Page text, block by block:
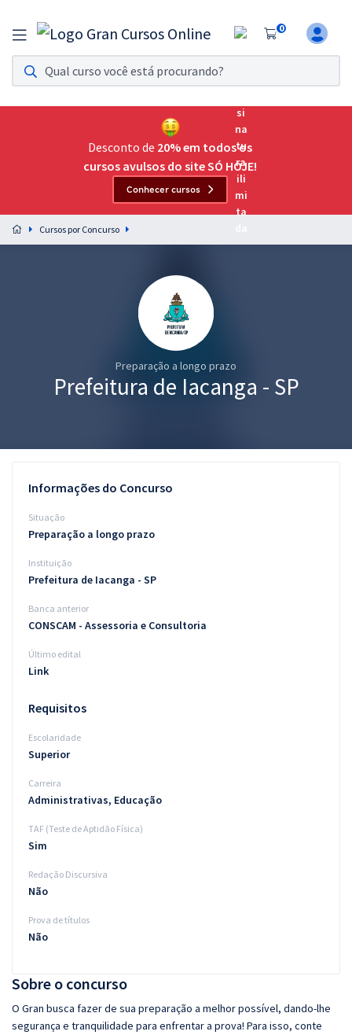
0
Assinatura Ilimitada 11
Acesso a todos os cursos. Teste grátis por 7 dias!
Assinatura OAB Até Passar
Acesso ilimitado a toda preparação para o Exame da
Preparação completa e intensiva para as principais
residências em saúde do Brasil
Graduação
Questões grátis
Blog
Aprovados
Atendimento
Desconto de 20% em todos os
cursos avulsos do site SÓ HOJE!
Conhecer cursos
Cursos por Concurso
Preparação a longo prazo
Prefeitura de Iacanga - SP
Sobre o concurso
O Gran busca fazer de sua preparação a melhor possível, dando-lhe
segurança e tranquilidade para enfrentar a prova! Para isso, conte
Informações do Concurso
Situação
Preparação a longo prazo
Instituição
Prefeitura de Iacanga - SP
Banca anterior
CONSCAM - Assessoria e Consultoria
Último edital
Link
Requisitos
Escolaridade
Superior
Carreira
Administrativas, Educação
TAF (Teste de Aptidão Física)
Sim
Redação Discursiva
Não
Prova de títulos
Não